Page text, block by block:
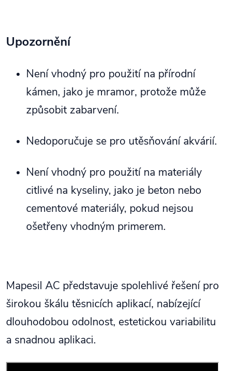
Upozornění
Není vhodný pro použití na přírodní
kámen, jako je mramor, protože může
způsobit zabarvení.
Nedoporučuje se pro utěsňování akvárií.
Není vhodný pro použití na materiály
citlivé na kyseliny, jako je beton nebo
cementové materiály, pokud nejsou
ošetřeny vhodným primerem.
Mapesil AC představuje spolehlivé řešení pro
širokou škálu těsnicích aplikací, nabízející
dlouhodobou odolnost, estetickou variabilitu
a snadnou aplikaci.